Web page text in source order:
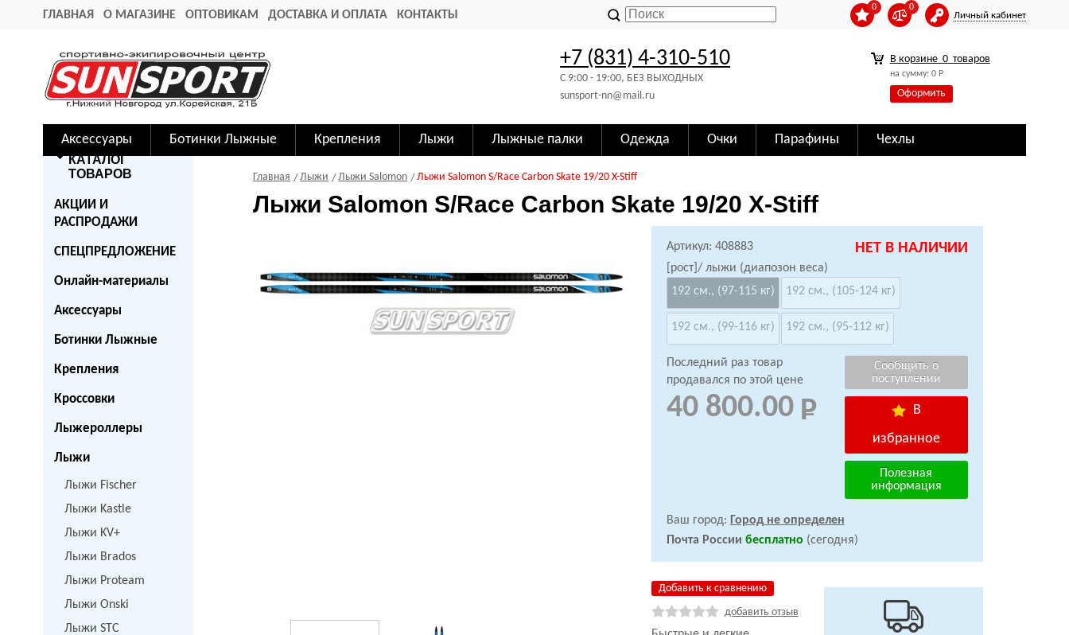
ГЛАВНАЯ О МАГАЗИНЕ ОПТОВИКАМ ДОСТАВКА И ОПЛАТА КОНТАКТЫ Личный кабинет
0
0
+7 (831) 4-310-510
C 9:00 - 19:00, БЕЗ ВЫХОДНЫХ
sunsport-nn@mail.ru
В корзине 0 товаров
на сумму: 0Р
Оформить
Аксессуары Ботинки Лыжные Крепления Лыжи Лыжные палки Одежда Очки Парафины Чехлы
КАТАЛОГ
ТОВАРОВ
АКЦИИ И
РАСПРОДАЖИ
СПЕЦПРЕДЛОЖЕНИЕ
Онлайн-материалы
Аксессуары
Ботинки Лыжные
Крепления
Кроссовки
Лыжероллеры
Лыжи
Лыжи Fischer
Лыжи Kastle
Лыжи KV+
Лыжи Brados
Лыжи Proteam
Лыжи Onski
Лыжи STC
Главная Лыжи Лыжи Salomon Лыжи Salomon S/Race Carbon Skate 19/20 X-Stiff
Лыжи Salomon S/Race Carbon Skate 19/20 X-Stiff
Артикул: 408883 НЕТ В НАЛИЧИИ
[рост]/ лыжи (диапозон веса)
192 см., (97-115 кг)
192 см., (105-124 кг)
192 см., (99-116 кг) 192 см., (95-112 кг)
Последний раз товар
продавался по этой цене
40 800.00
В
избранное
Полезная
информация
Ваш город: Город не определен
Почта России бесплатно (сегодня)
Добавить к сравнению
добавить отзыв